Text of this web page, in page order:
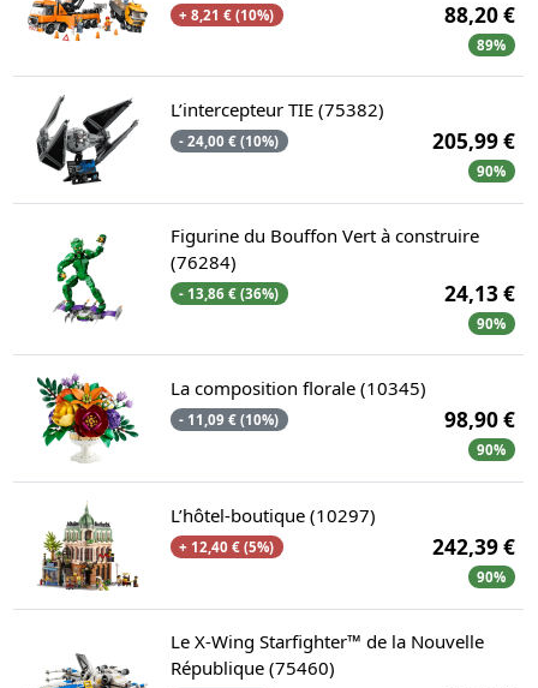
+ 8,21 € (10%) 88,20 €
89%
L’intercepteur TIE (75382)
- 24,00 € (10%) 205,99 €
90%
Figurine du Bouffon Vert à construire
(76284)
- 13,86 € (36%) 24,13 €
90%
La composition florale (10345)
- 11,09 € (10%) 98,90 €
90%
L’hôtel-boutique (10297)
+ 12,40 € (5%) 242,39 €
90%
Le X-Wing Starfighter™ de la Nouvelle
République (75460)